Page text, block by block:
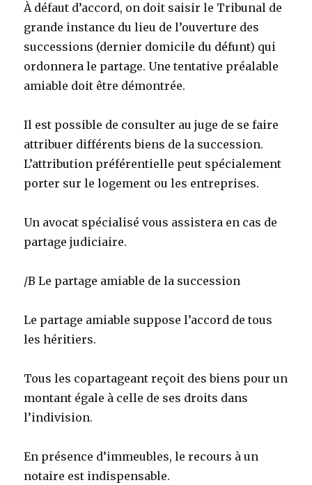
À défaut d’accord, on doit saisir le Tribunal de
grande instance du lieu de l’ouverture des
successions (dernier domicile du défunt) qui
ordonnera le partage. Une tentative préalable
amiable doit être démontrée.
Il est possible de consulter au juge de se faire
attribuer différents biens de la succession.
L’attribution préférentielle peut spécialement
porter sur le logement ou les entreprises.
Un avocat spécialisé vous assistera en cas de
partage judiciaire.
/B Le partage amiable de la succession
Le partage amiable suppose l’accord de tous
les héritiers.
Tous les copartageant reçoit des biens pour un
montant égale à celle de ses droits dans
l’indivision.
En présence d’immeubles, le recours à un
notaire est indispensable.